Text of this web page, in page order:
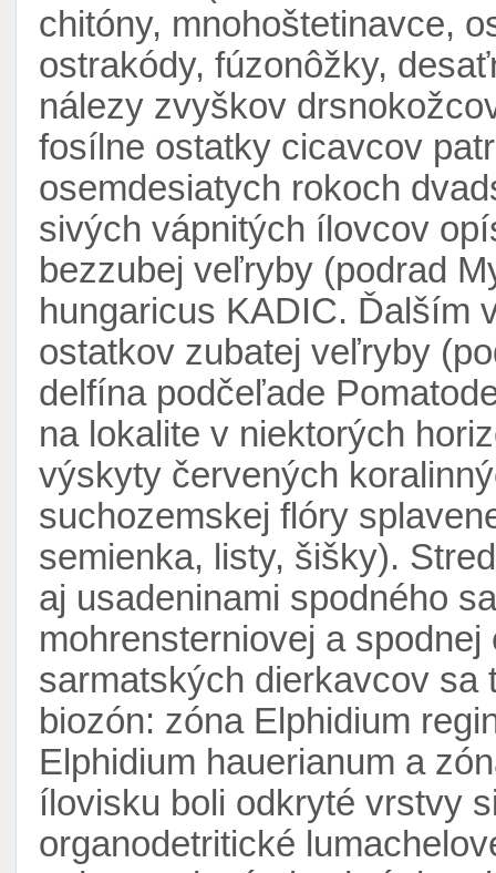
chitóny, mnohoštetinavce,
ostrakódy, fúzonôžky,
nálezy zvyškov
fosílne ostatky cicavcov
osemdesiatych rokoch
sivých vápnitých ílovcov
bezzubej veľryby (podrad
hungaricus KADIC. Ďalším
ostatkov zubatej veľryby
delfína podčeľade
na lokalite v niektorých
výskyty červených
suchozemskej flóry
semienka, listy, šišky).
aj usadeninami spodného
mohrensterniovej a
sarmatských dierkavcov sa
biozón: zóna Elphidium
Elphidium hauerianum a
ílovisku boli odkryté vrstvy
organodetritické